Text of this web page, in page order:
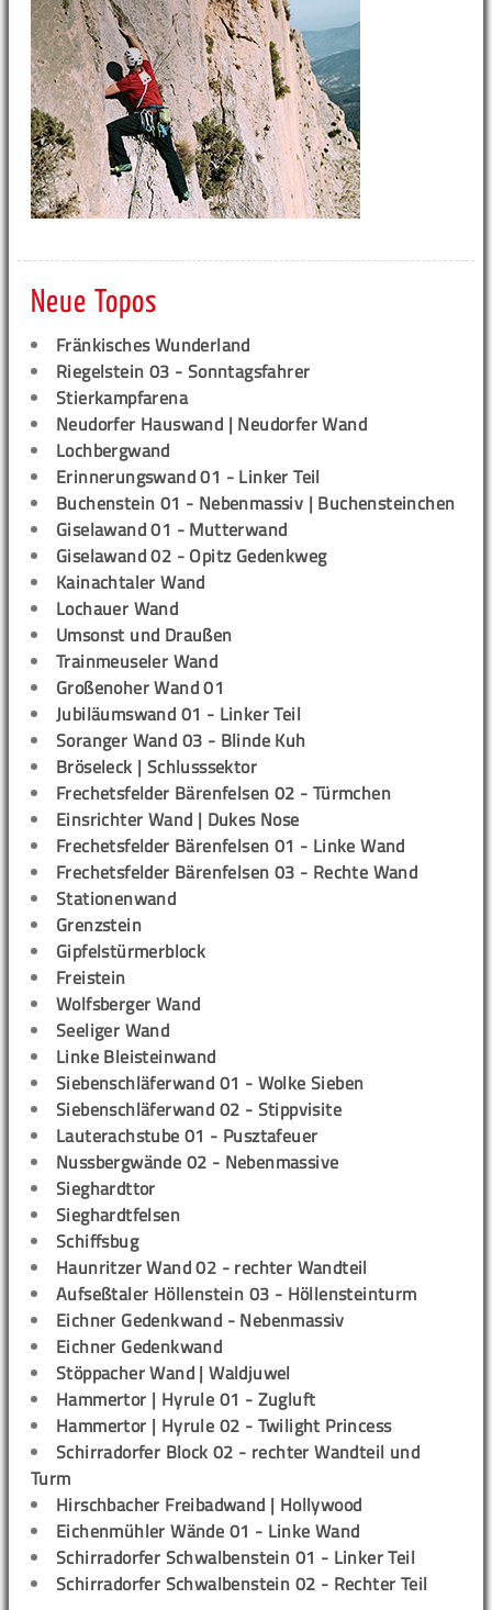
Neue Topos
Fränkisches Wunderland
Riegelstein 03 - Sonntagsfahrer
Stierkampfarena
Neudorfer Hauswand | Neudorfer Wand
Lochbergwand
Erinnerungswand 01 - Linker Teil
Buchenstein 01 - Nebenmassiv | Buchensteinchen
Giselawand 01 - Mutterwand
Giselawand 02 - Opitz Gedenkweg
Kainachtaler Wand
Lochauer Wand
Umsonst und Draußen
Trainmeuseler Wand
Großenoher Wand 01
Jubiläumswand 01 - Linker Teil
Soranger Wand 03 - Blinde Kuh
Bröseleck | Schlusssektor
Frechetsfelder Bärenfelsen 02 - Türmchen
Einsrichter Wand | Dukes Nose
Frechetsfelder Bärenfelsen 01 - Linke Wand
Frechetsfelder Bärenfelsen 03 - Rechte Wand
Stationenwand
Grenzstein
Gipfelstürmerblock
Freistein
Wolfsberger Wand
Seeliger Wand
Linke Bleisteinwand
Siebenschläferwand 01 - Wolke Sieben
Siebenschläferwand 02 - Stippvisite
Lauterachstube 01 - Pusztafeuer
Nussbergwände 02 - Nebenmassive
Sieghardttor
Sieghardtfelsen
Schiffsbug
Haunritzer Wand 02 - rechter Wandteil
Aufseßtaler Höllenstein 03 - Höllensteinturm
Eichner Gedenkwand - Nebenmassiv
Eichner Gedenkwand
Stöppacher Wand | Waldjuwel
Hammertor | Hyrule 01 - Zugluft
Hammertor | Hyrule 02 - Twilight Princess
Schirradorfer Block 02 - rechter Wandteil und
Turm
Hirschbacher Freibadwand | Hollywood
Eichenmühler Wände 01 - Linke Wand
Schirradorfer Schwalbenstein 01 - Linker Teil
Schirradorfer Schwalbenstein 02 - Rechter Teil